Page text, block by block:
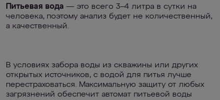
Питьевая вода — это всего 3–4 литра в сутки на
человека, поэтому анализ будет не количественный,
а качественный.
В условиях забора воды из скважины или других
открытых источников, с водой для питья лучше
перестраховаться. Максимальную защиту от любых
загрязнений обеспечит автомат питьевой воды